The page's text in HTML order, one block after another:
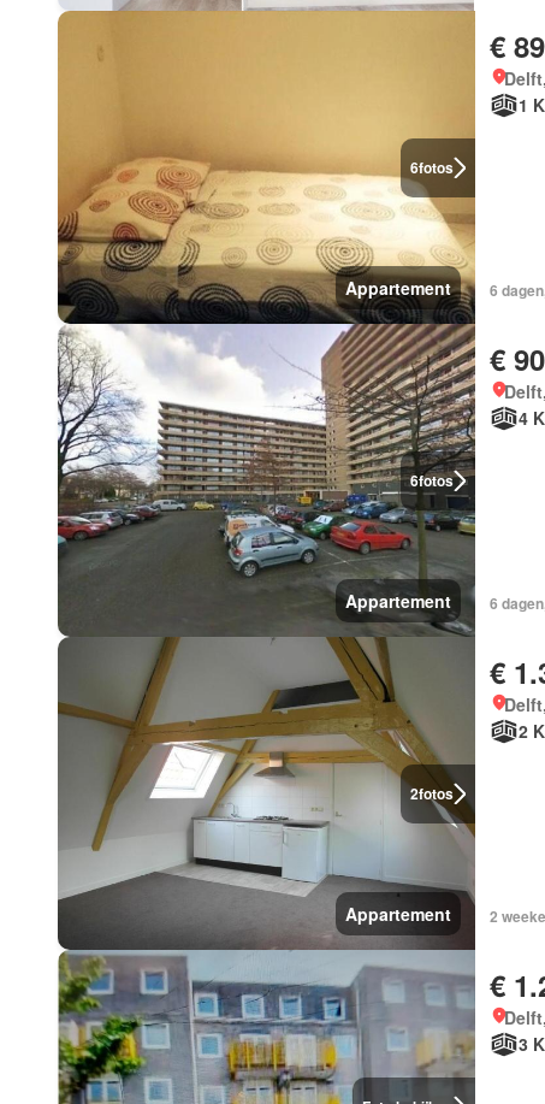
6fotos
Appartement
€
1
6
6fotos
Appartement
€
4
6
2fotos
Appartement
€
2
2
€
3